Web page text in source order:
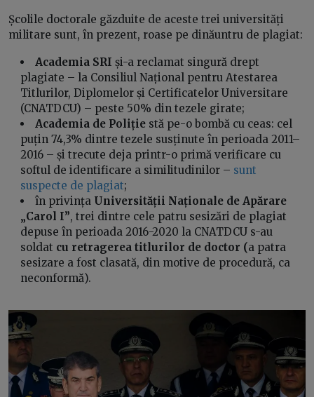
Școlile doctorale găzduite de aceste trei universități
militare sunt, în prezent, roase pe dinăuntru de plagiat:
Academia SRI și-a reclamat singură drept
plagiate – la Consiliul Național pentru Atestarea
Titlurilor, Diplomelor și Certificatelor Universitare
(CNATDCU) – peste 50% din tezele girate;
Academia de Poliție stă pe-o bombă cu ceas: cel
puțin 74,3% dintre tezele susținute în perioada 2011–
2016 – și trecute deja printr-o primă verificare cu
softul de identificare a similitudinilor – sunt
suspecte de plagiat;
în privința Universității Naționale de Apărare
„Carol I”, trei dintre cele patru sesizări de plagiat
depuse în perioada 2016-2020 la CNATDCU s-au
soldat cu retragerea titlurilor de doctor (a patra
sesizare a fost clasată, din motive de procedură, ca
neconformă).